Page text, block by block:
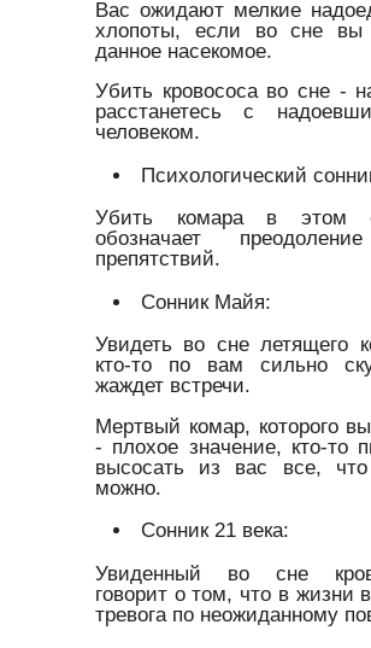
Вас ожидают мелкие
хлопоты, если во сне вы
данное насекомое.
Убить кровососа во сне -
расстанетесь с
человеком.
Психологический
Убить комара в этом
обозначает
препятствий.
Сонник Майя:
Увидеть во сне летящего
кто-то по вам сильно
жаждет встречи.
Мертвый комар, которого
- плохое значение, кто-то
высосать из вас все, что
можно.
Сонник 21 века:
Увиденный во сне
говорит о том, что в жизни
тревога по неожиданному